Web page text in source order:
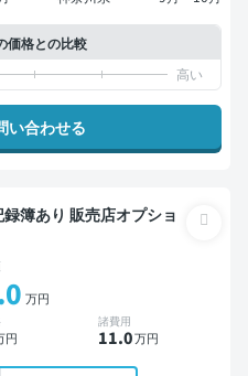
価格との比較
い合わせる
万円
円
諸費用
11.0万円